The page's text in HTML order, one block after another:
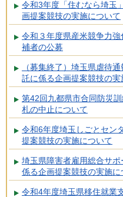
令和3年度「住むなら埼玉
画提案競技の実施について
令和３年度県産米競争力
補者の公募
（募集終了）埼玉県虐待
託に係る企画提案競技の実
第42回九都県市合同防災
札の中止について
令和6年度埼玉しごとセン
提案競技の実施について
埼玉県障害者雇用総合サ
係る企画提案競技の実施に
令和4年度埼玉県移住就業